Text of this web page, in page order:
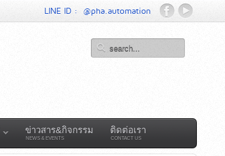
LINE ID : @pha.automation
ข่าวสาร&กิจกรรม
NEWS & EVENTS
ติดต่อเรา
CONTACT US